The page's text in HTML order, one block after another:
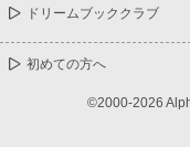
ドリームブッククラブ
初めての方へ
©2000-2026